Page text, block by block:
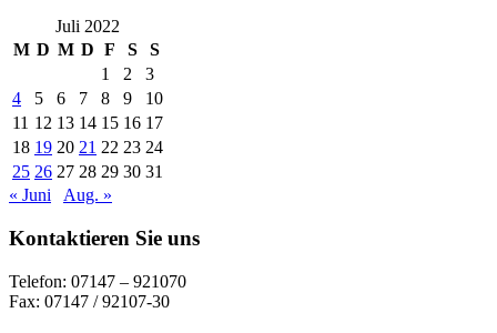
Juli 2022
M D M D F S
S
1
2
3
4
5 6 7 8 9
10
11 12 13 14 15 16 17
18 19 20 21 22 23 24
25 26 27 28 29 30 31
« Juni
Aug. »
Kontaktieren Sie uns
Telefon: 07147 – 921070
Fax: 07147 / 92107-30